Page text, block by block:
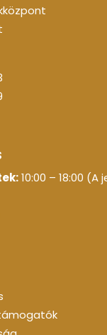
10:00 – 18:00 (A